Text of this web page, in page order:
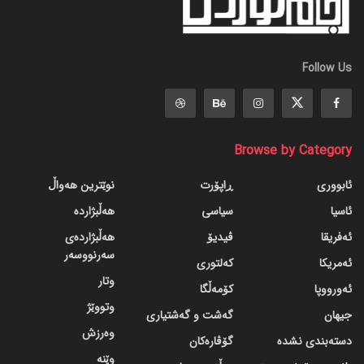
Follow Us
Browse by Category
ئابووری
ئاسیا
ئەفریقا
ئەمریکا
ئەورووپا
جیهان
دسته‌بندی نشده
ڕاپۆرت
سیاسی
ڤیدیۆ
کەلتوری
کۆمەڵگا
گه‌شت و گه‌شتیاری
گۆڤاره‌کان
نوێترین هەواڵ
هەڵبژاردە
هەڵبژاردەی
سەرنووسەر
وتار
وتووێژ
وەرزش
وێنە